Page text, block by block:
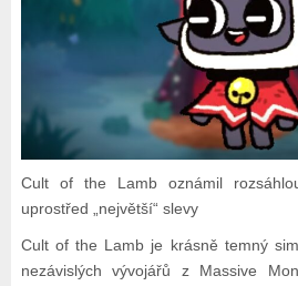
Cult of the Lamb oznámil
uprostřed „největší“ slevy
Cult of the Lamb je krásně temný
nezávislých vývojářů z Massive